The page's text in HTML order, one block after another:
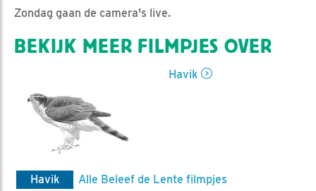
Zondag gaan de camera's live.
BEKIJK MEER FILMPJES OVER
Havik
Havik Alle Beleef de Lente filmpjes